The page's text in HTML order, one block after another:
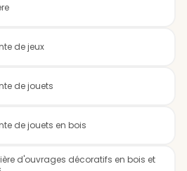
de jeux
de jouets
de jouets en bois
d'ouvrages décoratifs en bois et